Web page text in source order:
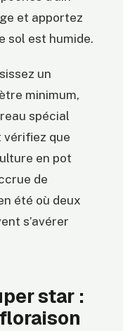
et apportez
sol est humide.
un
minimum,
spécial
vérifiez que
en pot
de
été où deux
s’avérer
star :